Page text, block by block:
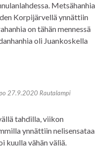
Metsähanhia
Korpijärvellä ynnättiin
on tähän mennessä
oli Juankoskella
27.9.2020 Rautalampi
tahdilla, viikon
ynnättiin nelisensataa
kuulla vähän väliä.